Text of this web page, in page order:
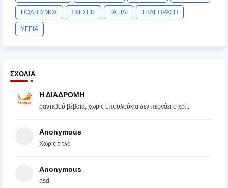
ΠΟΛΙΤΙΣΜΟΣ ΣΧΕΣΕΙΣ ΤΑΞΙΔΙ ΤΗΛΕΟΡΑΣΗ
ΥΓΕΙΑ
ΣΧΌΛΙΑ
Η ΔΙΑΔΡΟΜΗ
ραντεβού βέβαια, χωρίς μπουλούκια δεν περνάει ο χρ...
Anonymous
Χωρίς τίτλο
Anonymous
asd